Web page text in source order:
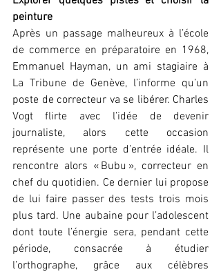
peinture
Après un passage malheureux à l’école
de commerce en préparatoire en 1968,
Emmanuel Hayman, un ami stagiaire à
La Tribune de Genève, l’informe qu’un
poste de correcteur va se libérer. Charles
Vogt flirte avec l’idée de devenir
journaliste, alors cette occasion
représente une porte d’entrée idéale. Il
rencontre alors « Bubu », correcteur en
chef du quotidien. Ce dernier lui propose
de lui faire passer des tests trois mois
plus tard. Une aubaine pour l’adolescent
dont toute l’énergie sera, pendant cette
période, consacrée à étudier
l’orthographe, grâce aux célèbres